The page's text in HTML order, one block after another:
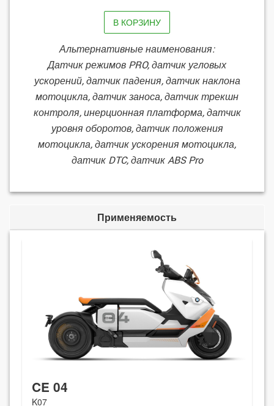
В КОРЗИНУ
Альтернативные наименования:
Датчик режимов PRO, датчик угловых
ускорений, датчик падения, датчик наклона
мотоцикла, датчик заноса, датчик трекшн
контроля, инерционная платформа, датчик
уровня оборотов, датчик положения
мотоцикла, датчик ускорения мотоцикла,
датчик DTC, датчик ABS Pro
Применяемость
CE 04
K07